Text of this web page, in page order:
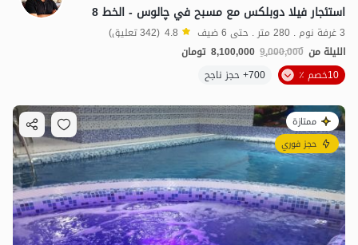
استئجار فيلا دوبلكس مع مسبح في چالوس - الخط 8
3 غرفة نوم . 280 متر . حتى 6 ضيف 4.8 (342 تعليق)
الليلة من 9,000,000
8,100,000 تومان
10خصم ٪
700+ حجز ناجح
ممتازة
حجز فوري